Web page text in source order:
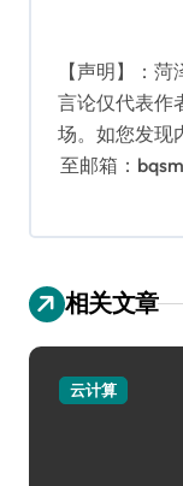
【声明】：
言论仅代表作
场。如您发现
至邮箱：
相关文章
云计算